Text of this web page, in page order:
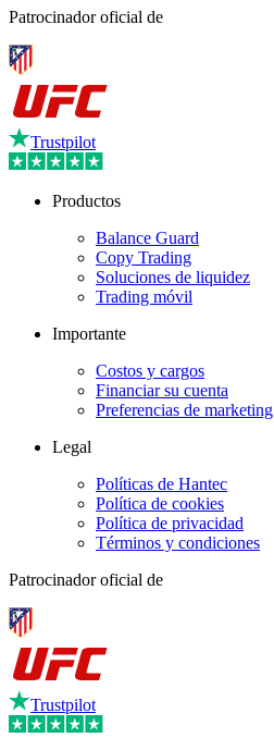
Patrocinador oficial de
Trustpilot
Productos
Balance Guard
Copy Trading
Soluciones de liquidez
Trading móvil
Importante
Costos y cargos
Financiar su cuenta
Preferencias de marketing
Legal
Políticas de Hantec
Política de cookies
Política de privacidad
Términos y condiciones
Patrocinador oficial de
Trustpilot